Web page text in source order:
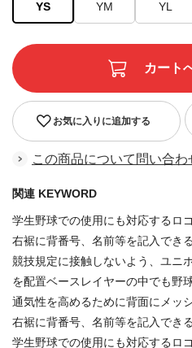
YS YM YL
お気に入りに追加する
この商品について問い合わ
関連 KEYWORD
学生野球での使用にも対応するロゴ
右裾に背番号、名前等を記入でき
競技規定に接触しないよう、ユニ
を配置ベースレイヤーの中でも野
通気性を高めるために背面にメッ
右裾に背番号、名前等を記入でき
学生野球での使用にも対応するロ